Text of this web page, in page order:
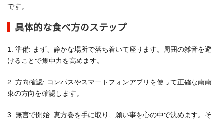
です。
具体的な食べ方のステップ
1. 準備: まず、静かな場所で落ち着いて座ります。周囲の雑音を避
けることで集中力を高めます。
2. 方向確認: コンパスやスマートフォンアプリを使って正確な南南
東の方向を確認します。
3. 無言で開始: 恵方巻を手に取り、願い事を心の中で決めます。そ